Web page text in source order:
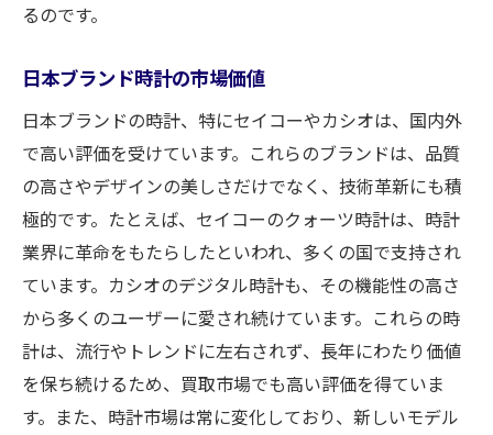
るのです。
日本ブランド時計の市場価値
日本ブランドの時計、特にセイコーやカシオは、国内外
で高い評価を受けています。これらのブランドは、品質
の高さやデザインの美しさだけでなく、技術革新にも積
極的です。たとえば、セイコーのクォーツ時計は、時計
業界に革命をもたらしたといわれ、多くの国で支持され
ています。カシオのデジタル時計も、その機能性の高さ
から多くのユーザーに愛され続けています。これらの時
計は、流行やトレンドに左右されず、長年にわたり価値
を保ち続けるため、買取市場でも高い評価を得ていま
す。また、時計市場は常に変化しており、新しいモデル